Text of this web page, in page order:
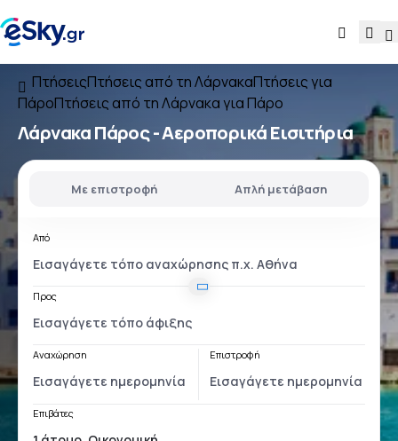
ΠτήσειςΠτήσεις από τη ΛάρνακαΠτήσεις για
ΠάροΠτήσεις από τη Λάρνακα για Πάρο
Λάρνακα Πάρος- Αεροπορικά Εισιτήρια
Με επιστροφή Απλή μετάβαση
Από
Προς
Αναχώρηση Επιστροφή
Επιβάτες